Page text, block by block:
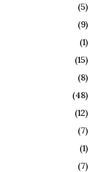
(5)
(9)
(1)
(15)
(8)
(48)
(12)
(7)
(1)
(7)